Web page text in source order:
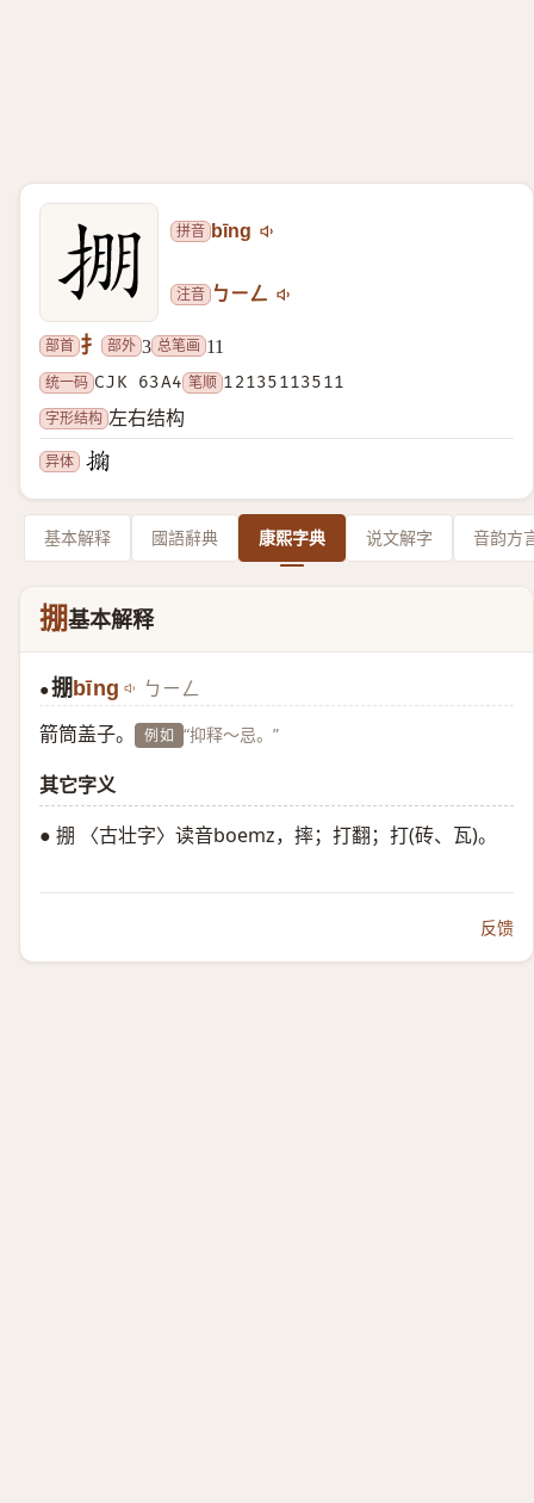
拼音 bīng
注音 ㄅㄧㄥ
部首 扌 部外 3 总笔画 11
统一码 CJK 63A4 笔顺 12135113511
字形结构 左右结构
异体
基本解释 國語辭典 康熙字典 说文解字 音韵方
掤基本解释
●掤 bīng ㄅㄧㄥ
箭筒盖子。 例如 “抑释～忌。”
其它字义
● 掤 〈古壮字〉读音boemz，摔；打翻；打(砖、瓦)。
反馈